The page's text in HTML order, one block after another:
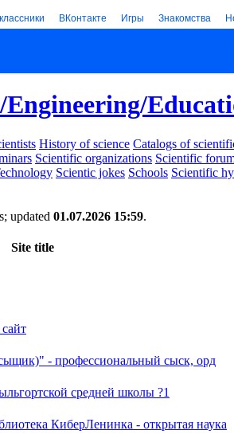
ВКонтакте Игры Знакомства
Engineering/
History of science Catalogs of
Scientific organizations Scientific
Scientic jokes Schools Scientific
updated 01.07.2026 15:59.
Site title
- профессиональный сыск, орд
средней школы ?1
КиберЛенинка - открытая наука